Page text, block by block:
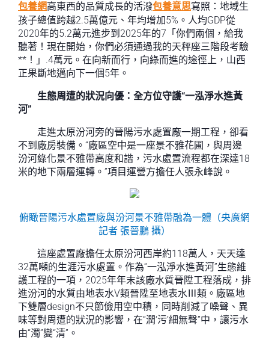
包養網高東西的品質成長的活潑包養意思寫照：地域生
孩子總值跨越2.5萬億元、年均增加5%。人均GDP從
2020年的5.2萬元進步到2025年的7「你們兩個，給我
聽著！現在開始，你們必須通過我的天秤座三階段考驗
**！」.4萬元。在向新而行，向綠而進的途徑上，山西
正果斷地邁向下一個5年。
生態周遭的狀況向優：全方位守護“一泓淨水進黃
河”
走進太原汾河旁的晉陽污水處置廠一期工程，卻看
不到廠房裝備。“廠區空中是一座景不雅花圃，與周邊
汾河綠化景不雅帶高度和諧，污水處置流程都在深達18
米的地下兩層運轉。”項目運營方擔任人張永峰說。
俯瞰晉陽污水處置廠與汾河景不雅帶融為一體（央廣網
記者 張晉鵬 攝）
這座處置廠擔任太原汾河西岸約118萬人，天天達
32萬噸的生涯污水處置。作為“一泓淨水進黃河”生態維
護工程的一項，2025年年末該廠水質晉陞工程落成，排
進汾河的水質由地表水V類晉陞至地表水Ⅲ類。廠區地
下雙層design不只節儉用空中積，同時削減了噪聲、異
味等對周遭的狀況的影響，在“潤‘污’細無聲”中，讓污水
由“濁”變“清”。